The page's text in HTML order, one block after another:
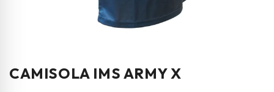
CAMISOLA IMS ARMY X